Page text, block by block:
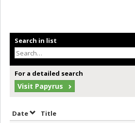
Search in list
For a detailed search
Visit Papyrus
DateSort by date in ascending order
Title